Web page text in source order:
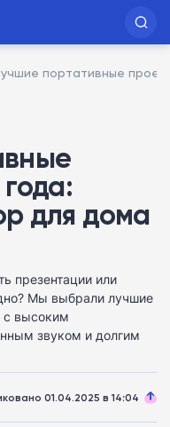
портативные
для дома
презентации или
Мы выбрали лучшие
с высоким
звуком и долгим
01.04.2025 в 14:04